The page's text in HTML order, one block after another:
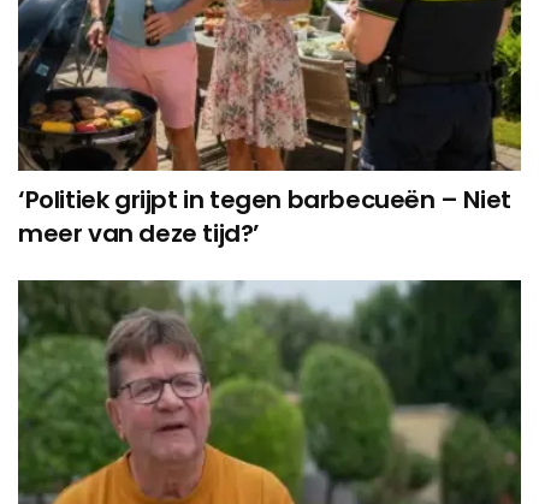
‘Politiek grijpt in tegen barbecueën – Niet
meer van deze tijd?’